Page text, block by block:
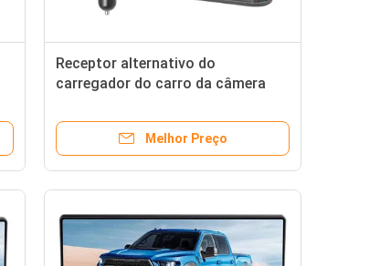
Receptor alternativo do
carregador do carro da câmera
de HD1080p
Melhor Preço